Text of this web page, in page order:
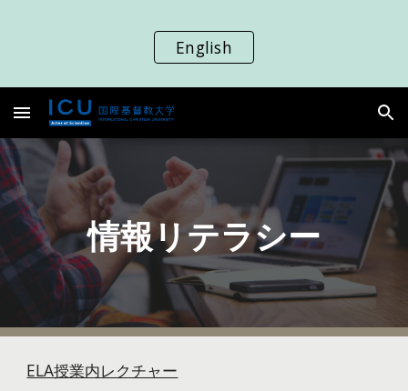
English
情報リテラシー
ELA授業内レクチャー